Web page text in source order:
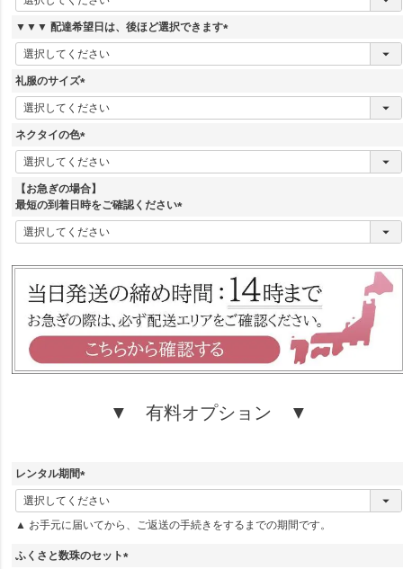
必
須
)
▼▼▼ 配達希望日は、後ほど選択できます
(
必
)
礼服のサイズ
(
必
須
)
ネクタイの色
(
必
須
)
【お急ぎの場合】
最短の到着日時をご確認ください
(
必
)
▼ 有料オプション ▼
レンタル期間
(
必
須
▲ お手元に届いてから、ご返送の手続きをするまでの期間です。
ふくさと数珠のセット